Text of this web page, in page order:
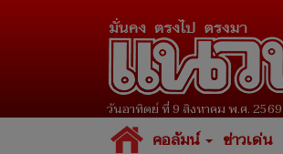
วันอาทิตย์ ที่ 9 สิงหาคม พ.ศ. 2569
คอลัมน์ ข่าวเด่น